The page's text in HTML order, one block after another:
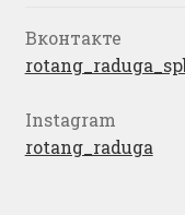
Вконтакте
Instagram
rotang_raduga